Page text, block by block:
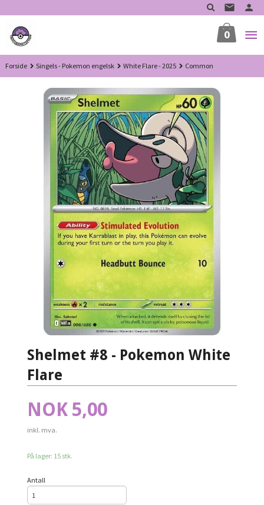
til
innholdet
0
Forside Singels - Pokemon engelsk White Flare - 2025 Common
Shelmet #8 - Pokemon White
Flare
Pris
NOK 5,00
inkl. mva.
På lager: 15 stk.
Antall